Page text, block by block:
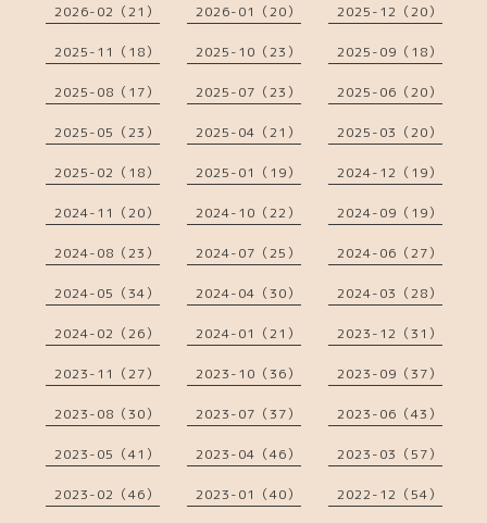
2026-02（21） 2026-01（20） 2025-12（20）
2025-11（18） 2025-10（23） 2025-09（18）
2025-08（17） 2025-07（23） 2025-06（20）
2025-05（23） 2025-04（21） 2025-03（20）
2025-02（18） 2025-01（19） 2024-12（19）
2024-11（20） 2024-10（22） 2024-09（19）
2024-08（23） 2024-07（25） 2024-06（27）
2024-05（34） 2024-04（30） 2024-03（28）
2024-02（26） 2024-01（21） 2023-12（31）
2023-11（27） 2023-10（36） 2023-09（37）
2023-08（30） 2023-07（37） 2023-06（43）
2023-05（41） 2023-04（46） 2023-03（57）
2023-02（46） 2023-01（40） 2022-12（54）